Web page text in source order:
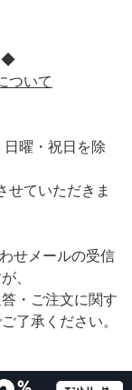
◆
ついて
曜・祝日を除
せていただきま
せメールの受信
、
・ご注文に関す
了承ください。